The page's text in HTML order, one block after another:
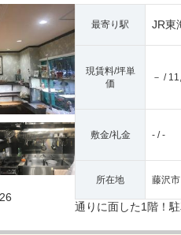
最寄り駅 JR東
現賃料/坪単
価
－ /
敷金/礼金 - / -
所在地 藤沢市
通りに面した1階！駐